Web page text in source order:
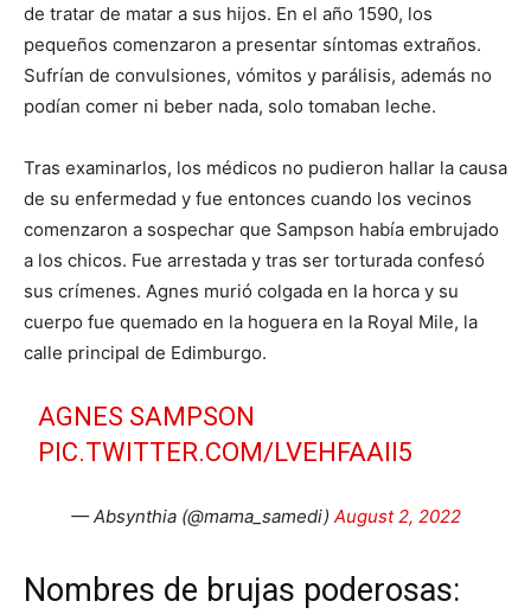
de tratar de matar a sus hijos. En el año 1590, los
pequeños comenzaron a presentar síntomas extraños.
Sufrían de convulsiones, vómitos y parálisis, además no
podían comer ni beber nada, solo tomaban leche.
Tras examinarlos, los médicos no pudieron hallar la causa
de su enfermedad y fue entonces cuando los vecinos
comenzaron a sospechar que Sampson había embrujado
a los chicos. Fue arrestada y tras ser torturada confesó
sus crímenes. Agnes murió colgada en la horca y su
cuerpo fue quemado en la hoguera en la Royal Mile, la
calle principal de Edimburgo.
AGNES SAMPSON
PIC.TWITTER.COM/LVEHFAAII5
— Absynthia (@mama_samedi) August 2, 2022
Nombres de brujas poderosas: